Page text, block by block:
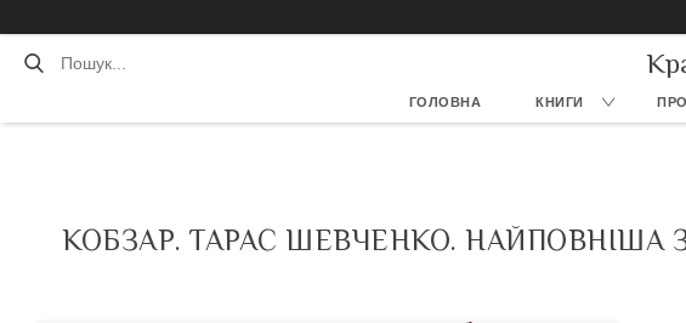
ГОЛОВНА КНИГИ
КОБЗАР. ТАРАС ШЕВЧЕНКО. НАЙПОВНІША